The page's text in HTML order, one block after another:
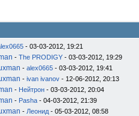
- 03-03-2012, 19:21
- The PRODIGY - 03-03-2012, 19:29
- alex0665 - 03-03-2012, 19:41
- ivan ivanov - 12-06-2012, 20:13
- Нейтрон - 03-03-2012, 20:04
- Pasha - 04-03-2012, 21:39
- Леонид - 05-03-2012, 08:58